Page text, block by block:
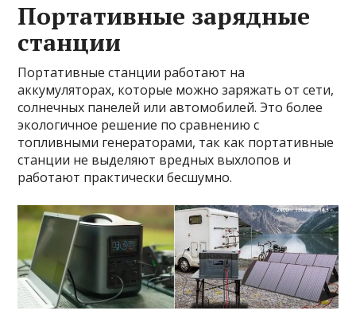
Портативные зарядные
станции
Портативные станции работают на
аккумуляторах, которые можно заряжать от сети,
солнечных панелей или автомобилей. Это более
экологичное решение по сравнению с
топливными генераторами, так как портативные
станции не выделяют вредных выхлопов и
работают практически бесшумно.